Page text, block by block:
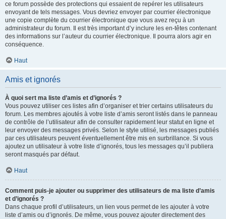
ce forum possède des protections qui essaient de repérer les utilisateurs
envoyant de tels messages. Vous devriez envoyer par courrier électronique
une copie complète du courrier électronique que vous avez reçu à un
administrateur du forum. Il est très important d’y inclure les en-têtes contenant
des informations sur l’auteur du courrier électronique. Il pourra alors agir en
conséquence.
Haut
Amis et ignorés
À quoi sert ma liste d’amis et d’ignorés ?
Vous pouvez utiliser ces listes afin d’organiser et trier certains utilisateurs du
forum. Les membres ajoutés à votre liste d’amis seront listés dans le panneau
de contrôle de l’utilisateur afin de consulter rapidement leur statut en ligne et
leur envoyer des messages privés. Selon le style utilisé, les messages publiés
par ces utilisateurs peuvent éventuellement être mis en surbrillance. Si vous
ajoutez un utilisateur à votre liste d’ignorés, tous les messages qu’il publiera
seront masqués par défaut.
Haut
Comment puis-je ajouter ou supprimer des utilisateurs de ma liste d’amis
et d’ignorés ?
Dans chaque profil d’utilisateurs, un lien vous permet de les ajouter à votre
liste d’amis ou d’ignorés. De même, vous pouvez ajouter directement des